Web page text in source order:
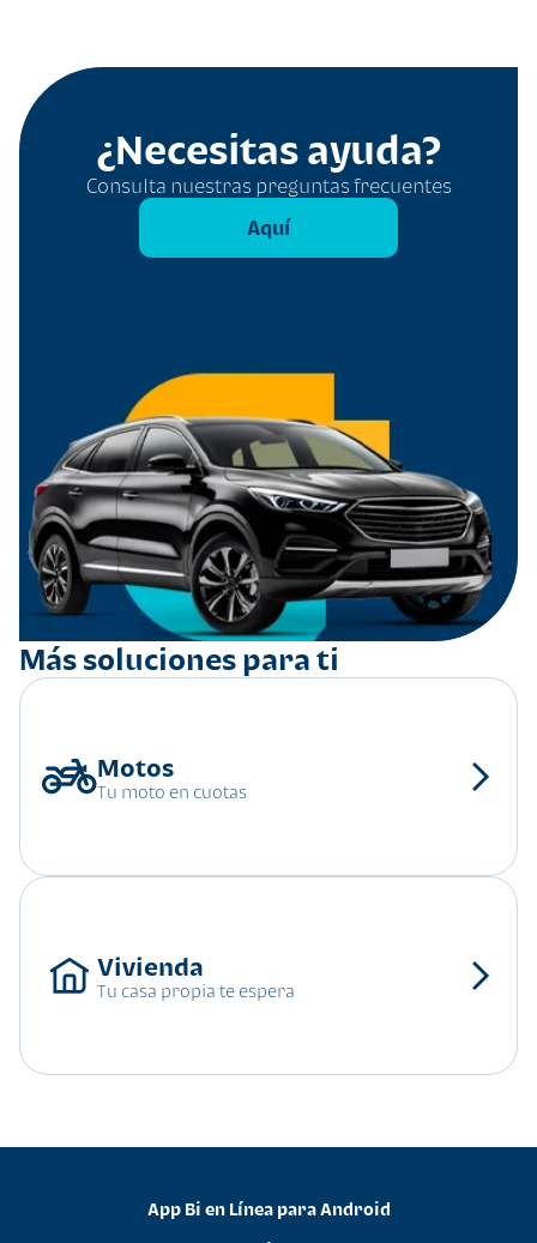
¿Necesitas ayuda?
Consulta nuestras preguntas frecuentes
Aquí
Más soluciones para ti
Tu moto en cuotas
Tu casa propia te espera
App Bi en Línea para Android